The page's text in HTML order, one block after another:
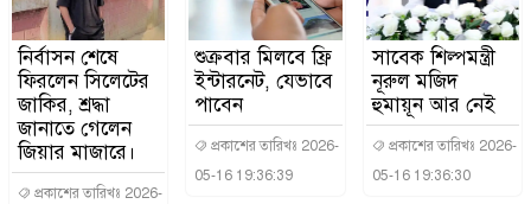
নির্বাসন শেষে
ফিরলেন সিলেটের
জাকির, শ্রদ্ধা
জানাতে গেলেন
জিয়ার মাজারে।
প্রকাশের তারিখঃ 2026-
শুক্রবার মিলবে ফ্রি
ইন্টারনেট, যেভাবে
পাবেন
প্রকাশের তারিখঃ 2026-
05-16 19:36:39
সাবেক শিল্পমন্ত্রী
নূরুল মজিদ
হুমায়ূন আর নেই
প্রকাশের তারিখঃ 2026-
05-16 19:36:30